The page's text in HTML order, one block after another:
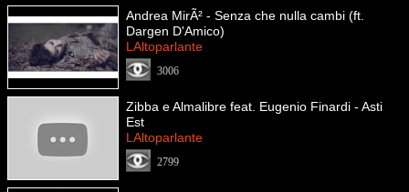
Andrea MirÃ² - Senza che nulla cambi (ft.
Dargen D'Amico)
LAltoparlante
3006
Zibba e Almalibre feat. Eugenio Finardi - Asti
Est
LAltoparlante
2799